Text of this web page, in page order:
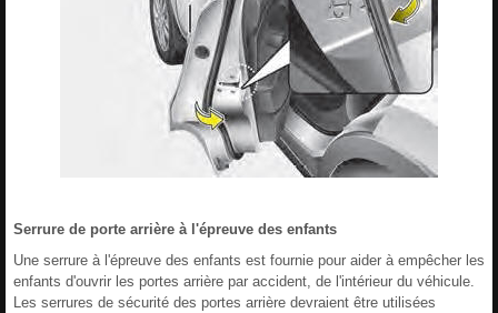
Serrure de porte arrière à l'épreuve des enfants
Une serrure à l'épreuve des enfants est fournie pour aider à empêcher les
enfants d'ouvrir les portes arrière par accident, de l'intérieur du véhicule.
Les serrures de sécurité des portes arrière devraient être utilisées